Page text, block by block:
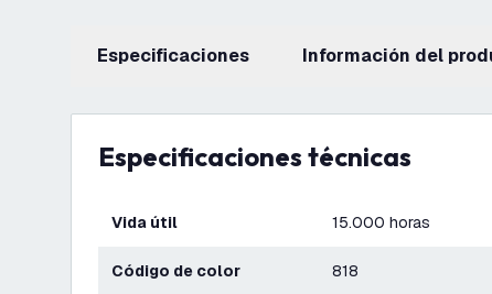
Especificaciones información del
Especificaciones técnicas
Vida útil 15.000 horas
Código de color 818